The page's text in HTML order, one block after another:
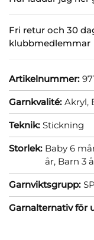
Fri retur och 30
klubbmedlemmar
Artikelnummer:
Garnkvalité: Akryl,
Teknik: Stickning
Storlek: Baby 6
år, Barn 3
Garnviktsgrupp:
Garnalternativ för